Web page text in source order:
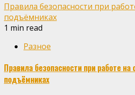
Правила безопасности при
подъёмниках
1 min read
Разное
Правила безопасности при работе на
подъёмниках